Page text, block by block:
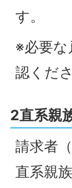
す。
※必要な
認くださ
2直系親
請求者
直系親